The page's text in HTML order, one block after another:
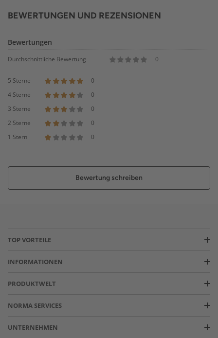
BEWERTUNGEN UND REZENSIONEN
Bewertungen
Durchschnittliche Bewertung 0
5 Sterne
0
4 Sterne
0
3 Sterne
0
2 Sterne
0
1 Stern
0
Bewertung schreiben
TOP VORTEILE
INFORMATIONEN
PRODUKTWELT
NORMA SERVICES
UNTERNEHMEN